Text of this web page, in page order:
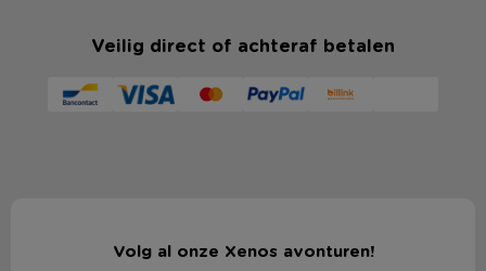
Veilig direct of achteraf betalen
Volg al onze Xenos avonturen!